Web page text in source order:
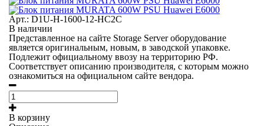
Арт.: D1U-H-1600-12-HC2C
В наличии
Представленное на сайте Storage Server оборудование
является оригинальным, новым, в заводской упаковке.
Подлежит официальному ввозу на территорию РФ.
Соответствует описанию производителя, с которым можно
ознакомиться на официальном сайте вендора.
В корзину